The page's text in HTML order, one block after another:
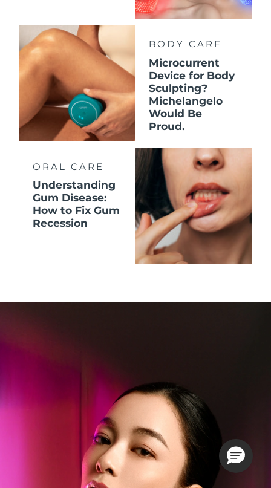
BODY CARE
Microcurrent
Device for Body
Sculpting?
Michelangelo
Would Be
Proud.
ORAL CARE
Understanding
Gum Disease:
How to Fix Gum
Recession